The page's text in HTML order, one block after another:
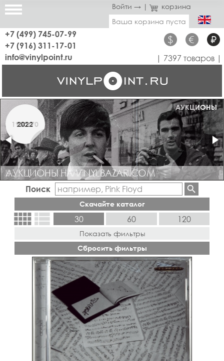
Войти → |
корзина
Ваша корзина пуста
+7 (499) 745-07-99
+7 (916) 311-17-01
$ € ₽
info@vinylpoint.ru | 7397 товаров |
АУКЦИОНЫ
2022
АУКЦИОНЫ НА VINYLBAZAR.COM
ДЖАЗ
1950-70
РЕДКИЙ И КОЛЛЕКЦИОННЫЙ ДЖАЗ
Поиск
Скачайте каталог
view_comfyview_list 30 60 120
Показать фильтры
Сбросить фильтры